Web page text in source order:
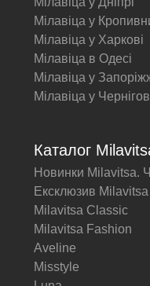
Мілавіца у
Мілавіца у Харкові
Мілавіца в Одесі
Мілавіца у
Мілавіца у
Каталог
Новинки Milavitsa.
Ексклюзив Milavitsa
Milavitsa Classic
Milavitsa Fashion
Aveline
Misstyle